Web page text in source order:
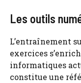
Les outils
L’entraînement
exercices
informatiques
constitue une